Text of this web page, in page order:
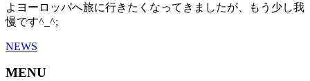
よヨーロッパへ旅に行きたくなってきましたが、もう少し我
慢です^_^;
NEWS
MENU